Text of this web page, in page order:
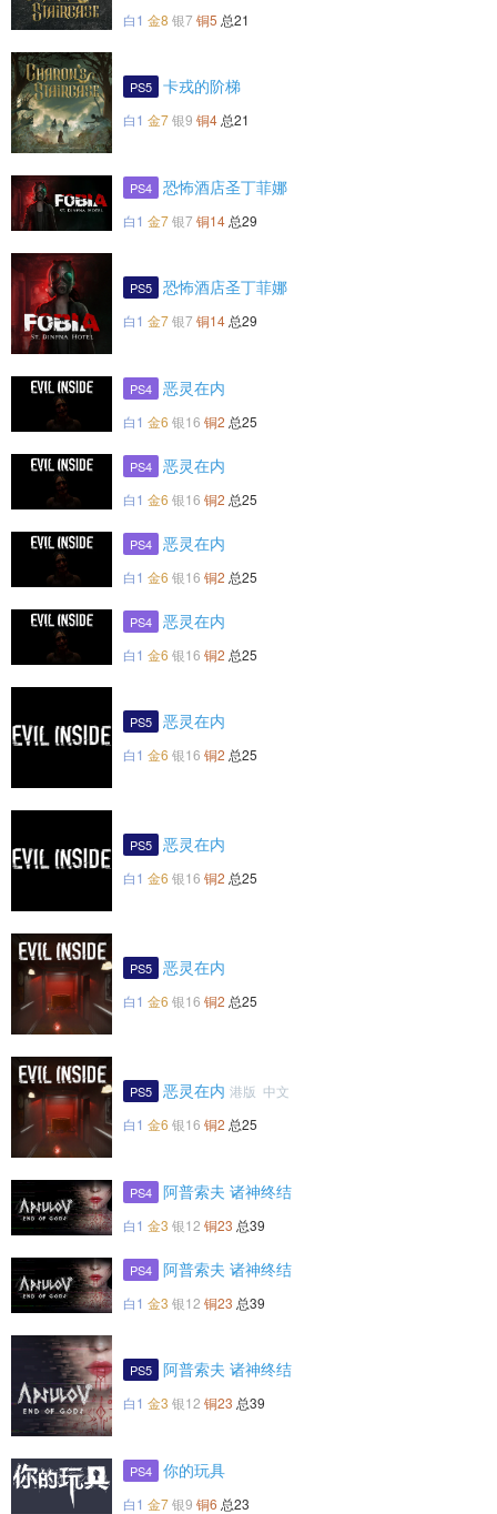
白1 金8 银7 铜5 总21
PS5 卡戎的阶梯
白1 金7银9 铜4 总21
PS4 恐怖酒店圣丁菲娜
白1 金7银7 铜14 总29
PS5 恐怖酒店圣丁菲娜
白1 金7银7 铜14 总29
PS4 恶灵在内
白1 金6 银16 铜2 总25
PS4 恶灵在内
白1 金6 银16 铜2 总25
PS4 恶灵在内
白1 金6 银16 铜2 总25
PS4 恶灵在内
白1 金6 银16 铜2 总25
PS5 恶灵在内
白1 金6 银16 铜2 总25
PS5 恶灵在内
白1 金6 银16 铜2 总25
PS5 恶灵在内
白1 金6 银16 铜2 总25
PS5 恶灵在内 港版 中文
白1 金6 银16 铜2 总25
PS4 阿普索夫 诸神终结
白1 金3 银12 铜23 总39
PS4 阿普索夫 诸神终结
白1 金3 银12 铜23 总39
PS5 阿普索夫 诸神终结
白1 金3 银12 铜23 总39
PS4 你的玩具
白1 金7银9 铜6 总23